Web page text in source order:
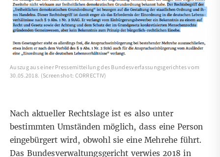
Auszug aus einer Pressemitteilung des Bundesverfassungsgerichtes vom
30.05.2018. (Screenshot: CORRECTIV)
Nach aktueller Rechtslage ist es also unter
bestimmten Umständen möglich, dass eine Person
eingebürgert wird, obwohl sie eine Mehrehe führt.
Das Bundesverwaltungsgericht verwies 2018 in